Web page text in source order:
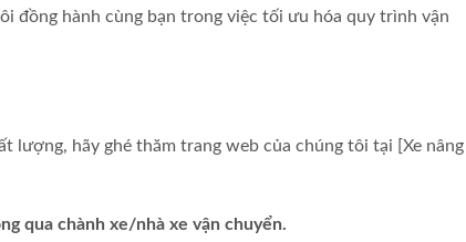
đồng hành cùng bạn trong việc tối ưu hóa quy trình vận
lượng, hãy ghé thăm trang web của chúng tôi tại [Xe nâng
qua chành xe/nhà xe vận chuyển.